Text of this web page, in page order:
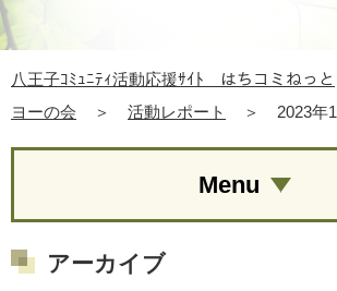
八王子ｺﾐｭﾆﾃｨ活動応援ｻｲﾄ はちコミねっと
ヨーの会
＞ 活動レポート ＞ 2023年
Menu
アーカイブ